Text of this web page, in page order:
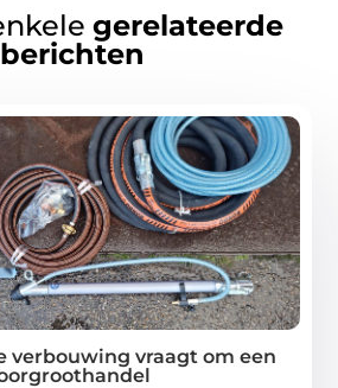
gerelateerde
berichten
verbouwing vraagt om een